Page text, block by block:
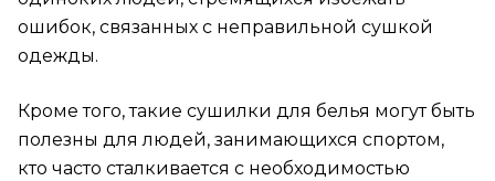
ошибок, связанных с неправильной сушкой
одежды.
Кроме того, такие сушилки для белья могут быть
полезны для людей, занимающихся спортом,
кто часто сталкивается с необходимостью